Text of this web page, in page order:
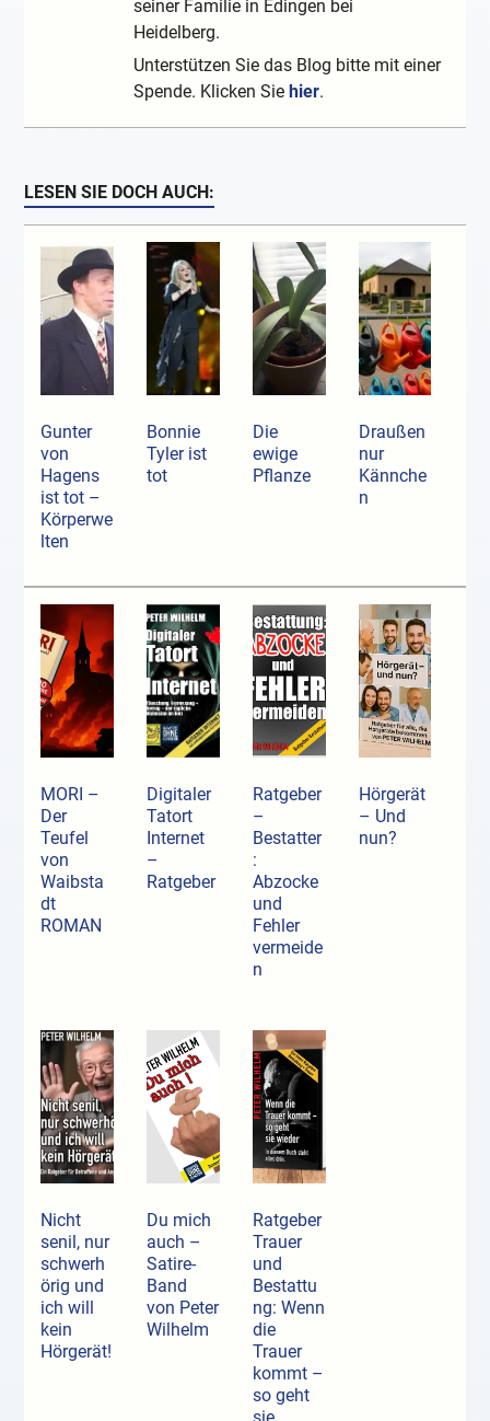
seiner Familie in Edingen bei
Heidelberg.
Unterstützen Sie das Blog bitte mit einer
Spende. Klicken Siehier.
LESEN SIE DOCH AUCH:
Gunter
von
Hagens
ist tot –
Körperwe
lten
Bonnie
Tyler ist
tot
Die
ewige
Pflanze
Draußen
nur
Kännche
n
MORI –
Der
Teufel
von
Waibsta
dt
ROMAN
Digitaler
Tatort
Internet
–
Ratgeber
Ratgeber
–
Bestatter
:
Abzocke
und
Fehler
vermeide
n
Hörgerät
– Und
nun?
Nicht
senil, nur
schwerh
örig und
ich will
kein
Hörgerät!
Du mich
auch –
Satire-
Band
von Peter
Wilhelm
Ratgeber
Trauer
und
Bestattu
ng: Wenn
die
Trauer
kommt –
so geht